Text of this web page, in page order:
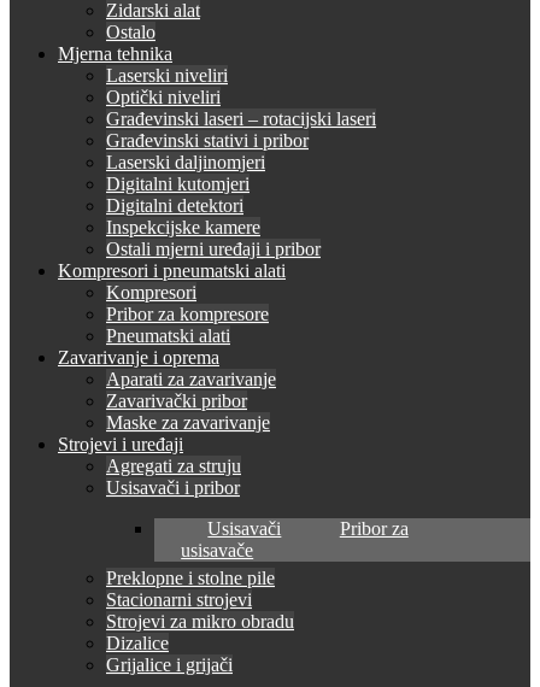
Zidarski alat
Ostalo
Mjerna tehnika
Laserski niveliri
Optički niveliri
Građevinski laseri – rotacijski laseri
Građevinski stativi i pribor
Laserski daljinomjeri
Digitalni kutomjeri
Digitalni detektori
Inspekcijske kamere
Ostali mjerni uređaji i pribor
Kompresori i pneumatski alati
Kompresori
Pribor za kompresore
Pneumatski alati
Zavarivanje i oprema
Aparati za zavarivanje
Zavarivački pribor
Maske za zavarivanje
Strojevi i uređaji
Agregati za struju
Usisavači i pribor
Usisavači
Pribor za
usisavače
Preklopne i stolne pile
Stacionarni strojevi
Strojevi za mikro obradu
Dizalice
Grijalice i grijači